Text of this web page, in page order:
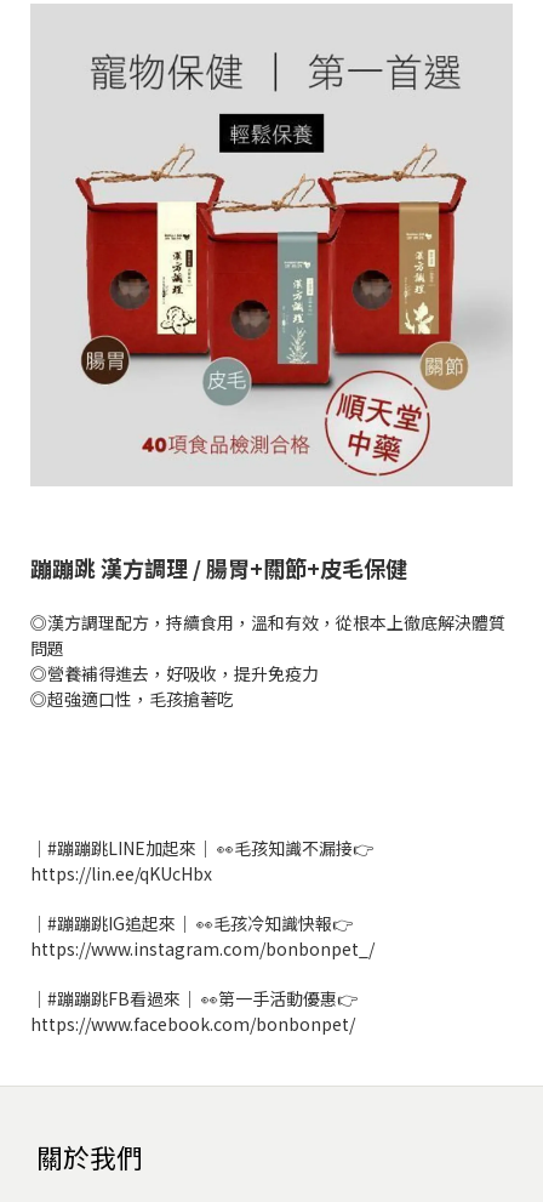
蹦蹦跳 漢方調理 / 腸胃+關節+皮毛保健
◎漢方調理配方，持續食用，溫和有效，從根本上徹底解決體質
問題
◎營養補得進去，好吸收，提升免疫力
◎超強適口性，毛孩搶著吃
｜#蹦蹦跳LINE加起來｜ 👀毛孩知識不漏接👉
https://lin.ee/qKUcHbx
｜#蹦蹦跳IG追起來｜ 👀毛孩冷知識快報👉
https://www.instagram.com/bonbonpet_/
｜#蹦蹦跳FB看過來｜ 👀第一手活動優惠👉
https://www.facebook.com/bonbonpet/
關於我們